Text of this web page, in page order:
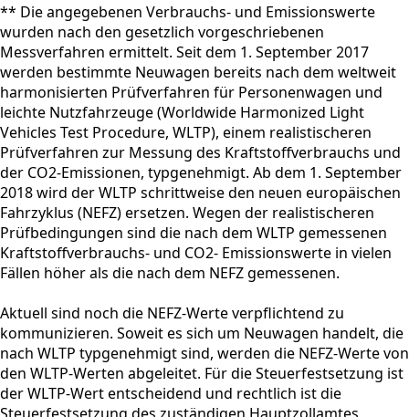
** Die angegebenen Verbrauchs- und Emissionswerte
wurden nach den gesetzlich vorgeschriebenen
Messverfahren ermittelt. Seit dem 1. September 2017
werden bestimmte Neuwagen bereits nach dem weltweit
harmonisierten Prüfverfahren für Personenwagen und
leichte Nutzfahrzeuge (Worldwide Harmonized Light
Vehicles Test Procedure, WLTP), einem realistischeren
Prüfverfahren zur Messung des Kraftstoffverbrauchs und
der CO2-Emissionen, typgenehmigt. Ab dem 1. September
2018 wird der WLTP schrittweise den neuen europäischen
Fahrzyklus (NEFZ) ersetzen. Wegen der realistischeren
Prüfbedingungen sind die nach dem WLTP gemessenen
Kraftstoffverbrauchs- und CO2- Emissionswerte in vielen
Fällen höher als die nach dem NEFZ gemessenen.
Aktuell sind noch die NEFZ-Werte verpflichtend zu
kommunizieren. Soweit es sich um Neuwagen handelt, die
nach WLTP typgenehmigt sind, werden die NEFZ-Werte von
den WLTP-Werten abgeleitet. Für die Steuerfestsetzung ist
der WLTP-Wert entscheidend und rechtlich ist die